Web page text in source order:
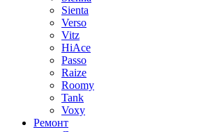
Sienta
Verso
Vitz
HiAce
Passo
Raize
Roomy
Tank
Voxy
Ремонт